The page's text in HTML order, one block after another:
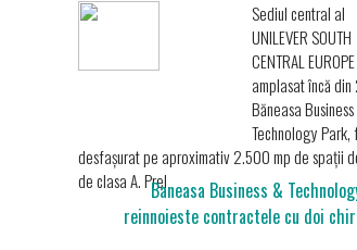
Sediul central al
UNILEVER SOUTH
CENTRAL
amplasat încă
Băneasa
Technology Park,
desfașurat pe aproximativ 2.500 mp de spații
de clasa A. PrelBaneasa Business &
reinnoieste contractele cu doi